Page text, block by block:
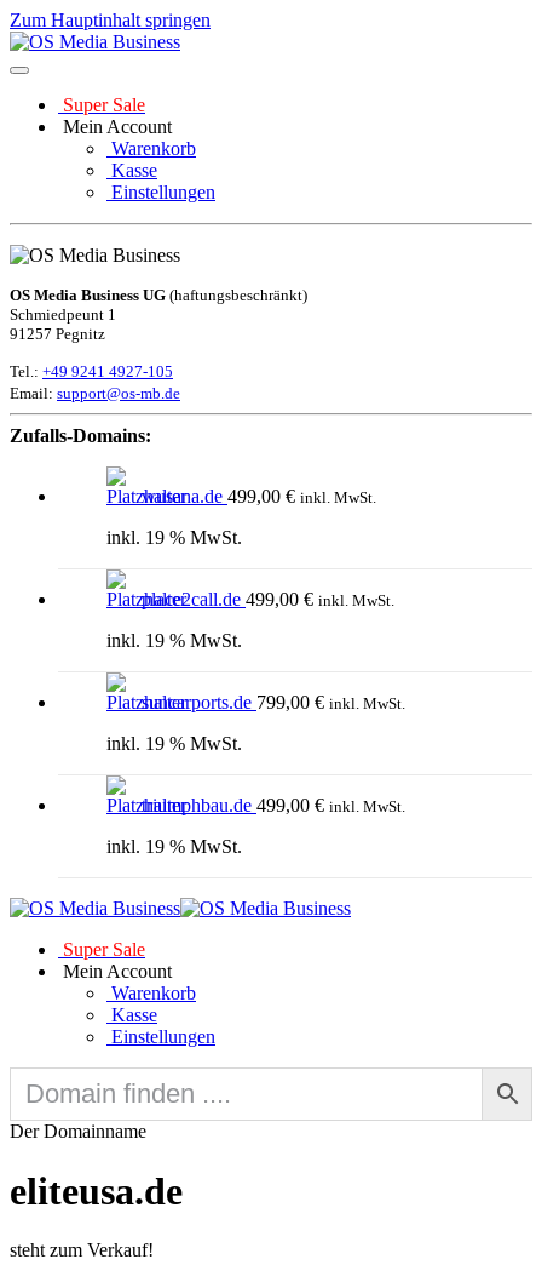
Zum Hauptinhalt springen
Super Sale
Mein Account
Warenkorb
Kasse
Einstellungen
OS Media Business UG (haftungsbeschränkt)
Schmiedpeunt 1
91257 Pegnitz
Tel.: +49 9241 4927-105
Email: support@os-mb.de
Zufalls-Domains:
wusana.de 499,00 € inkl. MwSt.
inkl. 19 % MwSt.
place2call.de 499,00 € inkl. MwSt.
inkl. 19 % MwSt.
suncarports.de 799,00 € inkl. MwSt.
inkl. 19 % MwSt.
triumphbau.de 499,00 € inkl. MwSt.
inkl. 19 % MwSt.
Super Sale
Mein Account
Warenkorb
Kasse
Einstellungen
Der Domainname
eliteusa.de
steht zum Verkauf!